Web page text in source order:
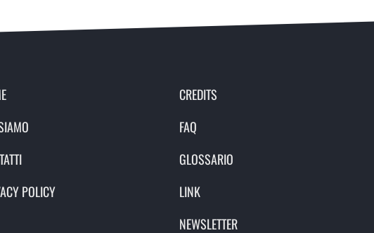
POLICY
CREDITS
FAQ
GLOSSARIO
LINK
NEWSLETTER